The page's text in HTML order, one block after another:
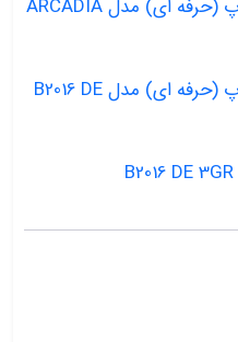
دستگاه اسپرسو ساز دو گروپ (حرفه ای) مدل ARCADIA
دستگاه اسپرسو ساز دو گروپ (حرفه ای) مدل B2016 DE